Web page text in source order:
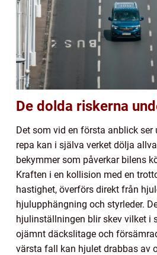
De dolda riskerna
Det som vid en första anblick
repa kan i själva verket dölja
bekymmer som påverkar bilens
Kraften i en kollision med en
hastighet, överförs direkt från
hjulupphängning och styrleder.
hjulinställningen blir skev vilket i
ojämnt däckslitage och
värsta fall kan hjulet drabbas av